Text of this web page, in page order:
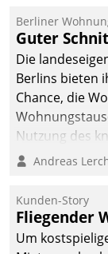
Berliner
Guter
Die
Berlins bieten
Chance, die
Nutzung des
Unternehmen.
Andreas
Kunden-Story
Fliegender
Um